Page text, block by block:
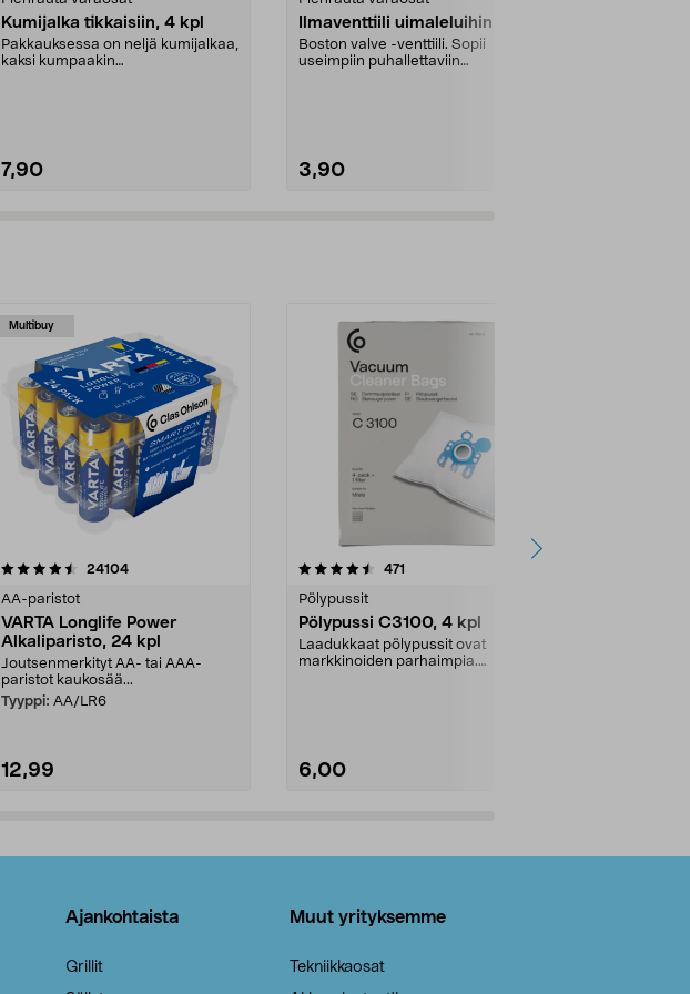
Kumijalka tikkaisiin, 4 kpl
Pakkauksessa on neljä kumijalkaa,
kaksi kumpaakin
7,90
Ilmaventtiili uimaleluihin
Boston valve -venttiili. Sopii
useimpiin puhallettaviin
3,90
Multibuy
24104arvostelut
AA-paristot
VARTA Longlife Power
Alkaliparisto, 24 kpl
Joutsenmerkityt AA- tai AAA-
paristot kaukosää...
Tyyppi: AA/LR6
12,99
4.5viidestä
471
Pölypussit
Pölypussi C3100, 4 kpl
Laadukkaat pölypussit ovat
markkinoiden parhaimpia.
6,00
4.5viidestä
Ajankohtaista
Grillit
Muut yrityksemme
Tekniikkaosat